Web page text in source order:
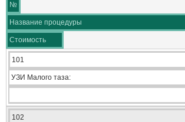
№
Название процедуры
Стоимость
101
УЗИ Малого таза:
102